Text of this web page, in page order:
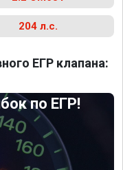
204 л.с.
ЕГР клапана:
по ЕГР!